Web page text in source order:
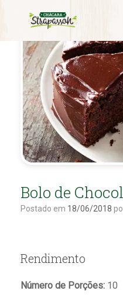
Bolo de
Postado em 18/06/2018
Rendimento
Número de Porções: 10